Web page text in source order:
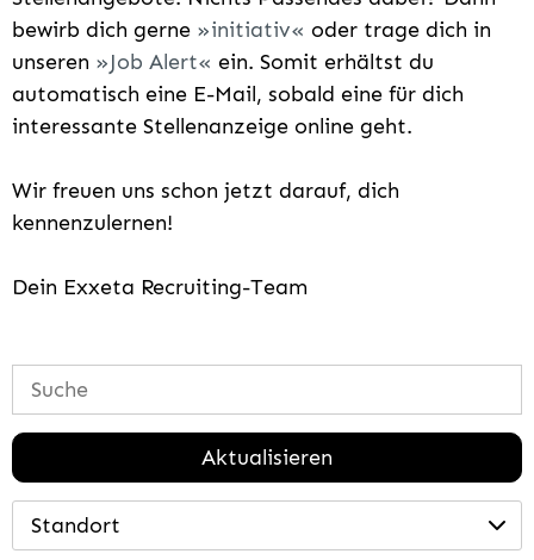
bewirb dich gerne
initiativ
oder trage dich in
unseren
Job Alert
ein. Somit erhältst du
automatisch eine E-Mail, sobald eine für dich
interessante Stellenanzeige online geht.
Wir freuen uns schon jetzt darauf, dich
kennenzulernen!
Dein Exxeta Recruiting-Team
Aktualisieren
Standort